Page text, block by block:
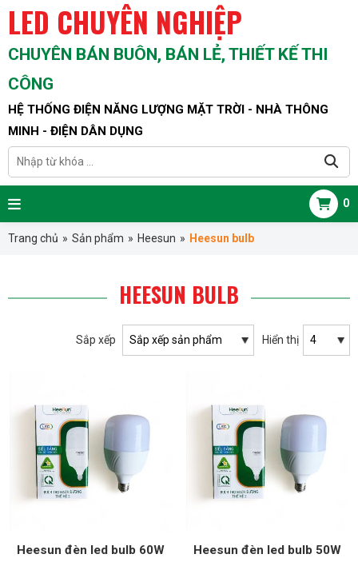
LED CHUYÊN NGHIỆP
CHUYÊN BÁN BUÔN, BÁN LẺ, THIẾT KẾ THI
CÔNG
HỆ THỐNG ĐIỆN NĂNG LƯỢNG MẶT TRỜI - NHÀ THÔNG
MINH - ĐIỆN DÂN DỤNG
0
Trang chủ » Sản phẩm » Heesun » Heesun bulb
HEESUN BULB
Sắp xếp Hiển thị
Heesun đèn led bulb 60W Heesun đèn led bulb 50W